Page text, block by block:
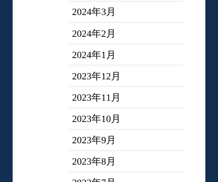
2024年3月
2024年2月
2024年1月
2023年12月
2023年11月
2023年10月
2023年9月
2023年8月